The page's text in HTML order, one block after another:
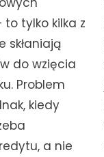
tylko kilka z
skłaniają
do wzięcia
Problem
kiedy
a nie